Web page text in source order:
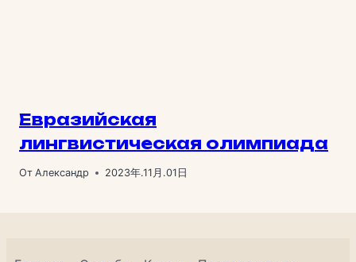
Евразийская
лингвистическая олимпиада
От Александр 2023年.11月.01日